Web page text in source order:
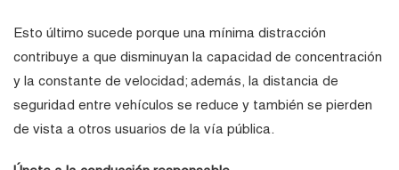
Esto último sucede porque una mínima distracción
contribuye a que disminuyan la capacidad de concentración
y la constante de velocidad; además, la distancia de
seguridad entre vehículos se reduce y también se pierden
de vista a otros usuarios de la vía pública.